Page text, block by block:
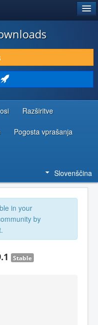
Razširitve
Pogosta vprašanja
Slovenščina
in your
by
Stable